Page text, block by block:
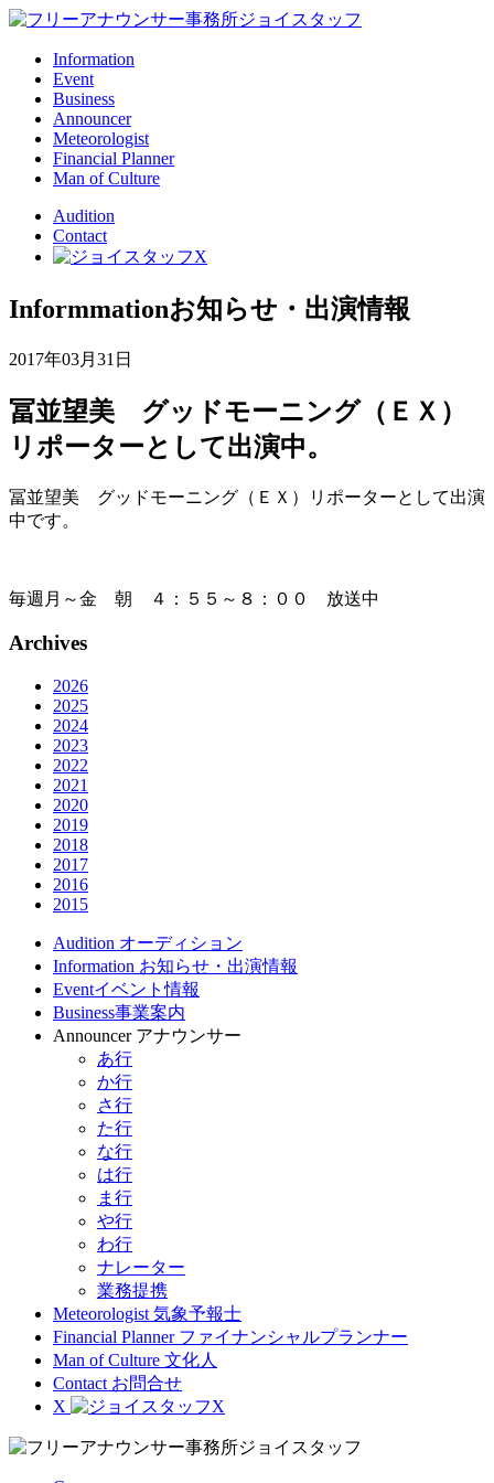
Information
Event
Business
Announcer
Meteorologist
Financial Planner
Man of Culture
Audition
Contact
Informmationお知らせ・出演情報
2017年03月31日
冨並望美 グッドモーニング（ＥＸ）
リポーターとして出演中。
冨並望美 グッドモーニング（ＥＸ）リポーターとして出演
中です。
毎週月～金 朝 ４：５５～８：００ 放送中
Archives
2026
2025
2024
2023
2022
2021
2020
2019
2018
2017
2016
2015
Audition オーディション
Information お知らせ・出演情報
Eventイベント情報
Business事業案内
Announcer アナウンサー
あ行
か行
さ行
た行
な行
は行
ま行
や行
わ行
ナレーター
業務提携
Meteorologist 気象予報士
Financial Planner ファイナンシャルプランナー
Man of Culture 文化人
Contact お問合せ
X